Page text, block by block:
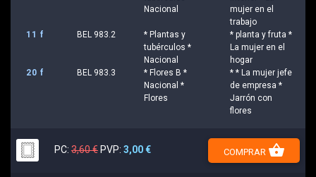
Nacional
mujer en el
trabajo
11 f
BEL 983.2
* Plantas y
tubérculos *
Nacional
* planta y fruta *
La mujer en el
hogar
20 f
BEL 983.3
* Flores B *
Nacional *
Flores
* * La mujer jefe
de empresa *
Jarrón con
flores
PC: 3,60 € PVP: 3,00 € COMPRAR shopping_basket